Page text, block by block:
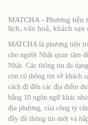
MATCHA - Phương tiện
lịch, văn hoá, khách
MATCHA là phương tiện
cho người Nhật quan tâm
Nhật. Các thông tin đa
còn có thông tin về khách
cách đi đến các địa điểm
bằng 10 ngôn ngữ khác
địa phương, của công ty
đầy đủ thông tin mới và